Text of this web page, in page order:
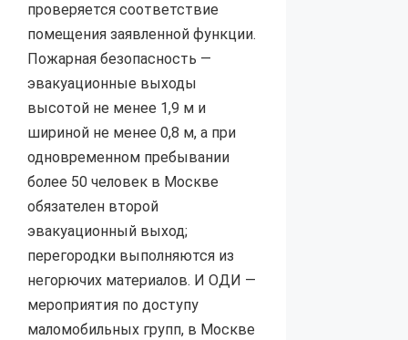
проверяется соответствие
помещения заявленной функции.
Пожарная безопасность —
эвакуационные выходы
высотой не менее 1,9 м и
шириной не менее 0,8 м, а при
одновременном пребывании
более 50 человек в Москве
обязателен второй
эвакуационный выход;
перегородки выполняются из
негорючих материалов. И ОДИ —
мероприятия по доступу
маломобильных групп, в Москве